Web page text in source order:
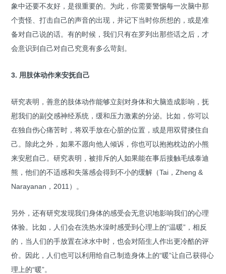
象中还要不友好，是很重要的。为此，你需要警惕每一次脑中那
个责怪、打击自己的声音的出现，并记下当时你所想的，或是准
备对自己说的话。有的时候，我们只有在罗列出那些话之后，才
会意识到自己对自己究竟有多么苛刻。
3. 用肢体动作来安抚自己
研究表明，善意的肢体动作能够立刻对身体和大脑造成影响，抚
慰我们的副交感神经系统，缓和压力激素的分泌。比如，你可以
在独自伤心痛苦时，将双手放在心脏的位置，或是用双臂搂住自
己。除此之外，如果不愿向他人倾诉，你也可以抱抱枕边的小熊
来安慰自己。研究表明，被排斥的人如果能在事后接触毛绒泰迪
熊，他们的不适感和失落感会得到不小的缓解（Tai，Zheng &
Narayanan，2011）。
另外，还有研究发现我们身体的感受会无意识地影响我们的心理
体验。比如，人们会在洗热水澡时感受到心理上的“温暖”，相反
的，当人们的手放置在冰水中时，也会对陌生人作出更冷酷的评
价。因此，人们也可以利用给自己制造身体上的“暖”让自己获得心
理上的“暖”。